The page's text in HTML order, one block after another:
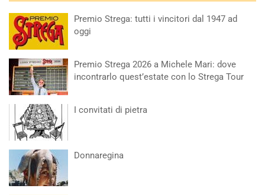
Premio Strega: tutti i vincitori dal 1947 ad
oggi
Premio Strega 2026 a Michele Mari: dove
incontrarlo quest’estate con lo Strega Tour
I convitati di pietra
Donnaregina